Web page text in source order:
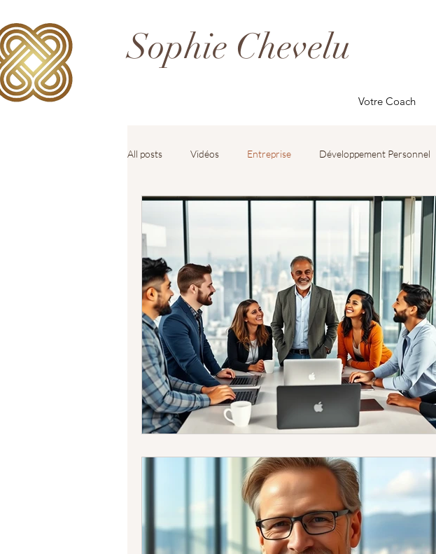
Sophie Chevelu
Votre Coach
All posts Vidéos Entreprise Développement Personnel